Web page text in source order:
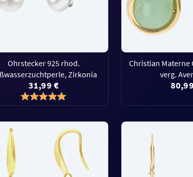
Ohrstecker 925 rhod.
Zirkonia
31,99 €
Christian Materne
verg.